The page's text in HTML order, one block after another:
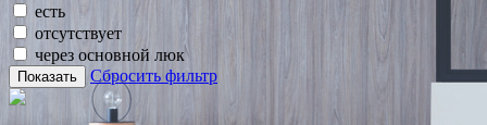
есть
отсутствует
через основной люк
Показать Сбросить фильтр